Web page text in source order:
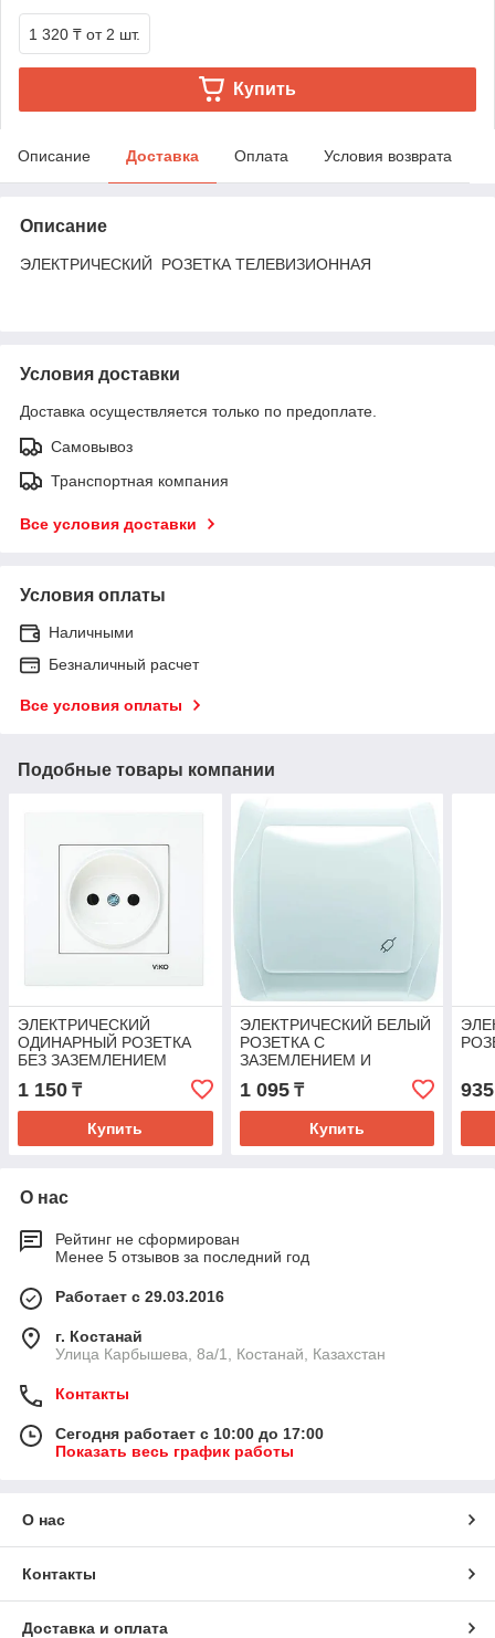
1 320 ₸ от 2 шт.
Купить
Описание Доставка Оплата Условия возврата
Описание
ЭЛЕКТРИЧЕСКИЙ РОЗЕТКА ТЕЛЕВИЗИОННАЯ
Условия доставки
Доставка осуществляется только по предоплате.
Самовывоз
Транспортная компания
Все условия доставки
Условия оплаты
Наличными
Безналичный расчет
Все условия оплаты
Подобные товары компании
ЭЛЕКТРИЧЕСКИЙ
ОДИНАРНЫЙ РОЗЕТКА
БЕЗ ЗАЗЕМЛЕНИЕМ
KARRE BEYAZ
1 150 ₸
Купить
ЭЛЕКТРИЧЕСКИЙ БЕЛЫЙ
РОЗЕТКА С
ЗАЗЕМЛЕНИЕМ И
КРЫШКОЙ
1 095₸
Купить
935
О нас
Рейтинг не сформирован
Менее 5 отзывов за последний год
Работает с 29.03.2016
г. Костанай
Улица Карбышева, 8а/1, Костанай, Казахстан
Контакты
Сегодня работает с 10:00 до 17:00
Показать весь график работы
О нас
Контакты
Доставка и оплата